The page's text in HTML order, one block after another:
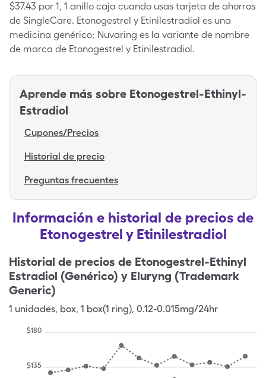
$37.43 por 1, 1 anillo caja cuando usas tarjeta de ahorros
de SingleCare. Etonogestrel y Etinilestradiol es una
medicina genérico; Nuvaring es la variante de nombre
de marca de Etonogestrel y Etinilestradiol.
Aprende más sobre Etonogestrel-Ethinyl-
Estradiol
Cupones/Precios
Historial de precio
Preguntas frecuentes
Información e historial de precios de
Etonogestrel y Etinilestradiol
Historial de precios de Etonogestrel-Ethinyl
Estradiol (Genérico) y Eluryng (Trademark
Generic)
1 unidades, box, 1 box(1 ring), 0.12-0.015mg/24hr
$135
$180